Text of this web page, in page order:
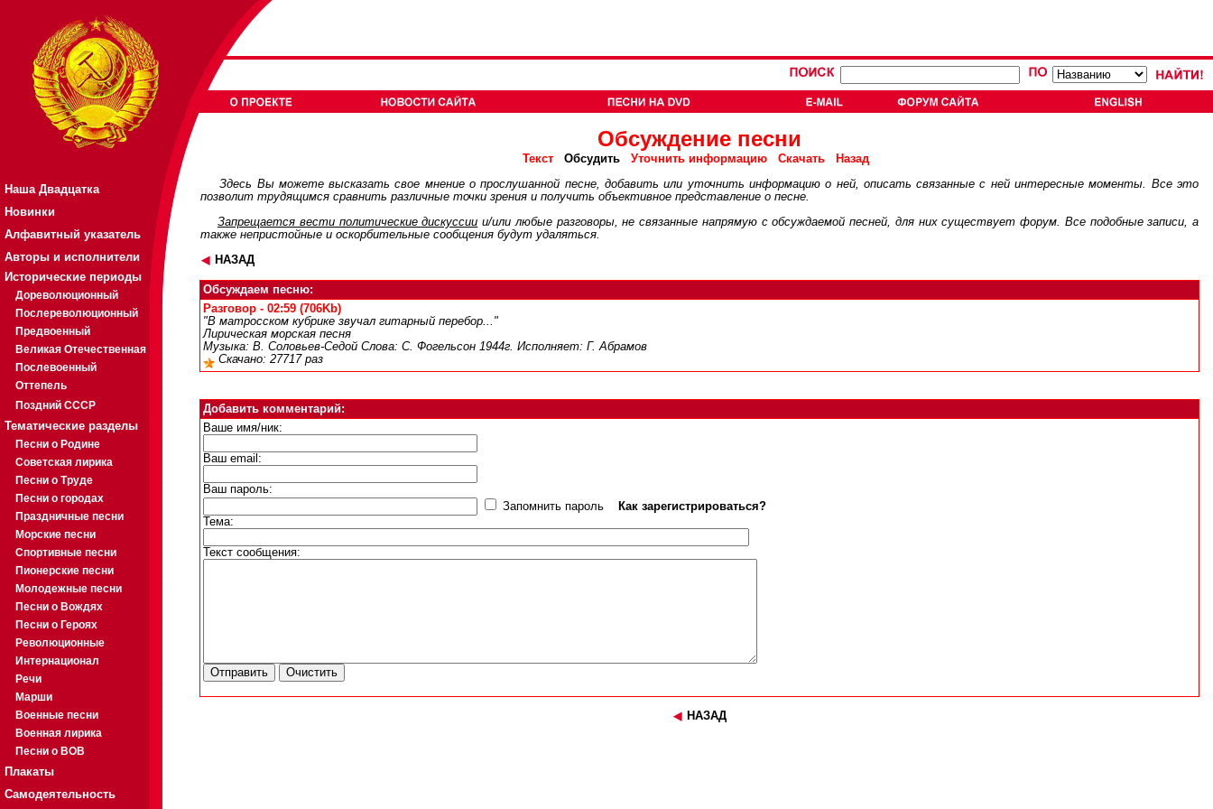
Наша Двадцатка
Новинки
Алфавитный указатель
Авторы и исполнители
Исторические периоды
Дореволюционный
Послереволюционный
Предвоенный
Великая Отечественная
Послевоенный
Оттепель
Поздний СССР
Тематические разделы
Песни о Родине
Советская лирика
Песни о Труде
Песни о городах
Праздничные песни
Морские песни
Спортивные песни
Пионерские песни
Молодежные песни
Песни о Вождях
Песни о Героях
Революционные
Интернационал
Речи
Марши
Военные песни
Военная лирика
Песни о ВОВ
Плакаты
Самодеятельность
Обсуждение песни
Текст Обсудить Уточнить информацию Скачать
Назад
Здесь Вы можете высказать свое мнение о прослушанной песне, добавить или уточнить информацию о ней, описать связанные с ней интересные моменты. Все это
позволит трудящимся сравнить различные точки зрения и получить объективное представление о песне.
Запрещается вести политические дискуcсии и/или любые разговоры, не связанные напрямую с обсуждаемой песней, для них существует форум. Все подобные записи, а
также непристойные и оскорбительные сообщения будут удаляться.
НАЗАД
Обсуждаем песню:
Разговор - 02:59 (706Kb)
"В матросском кубрике звучал гитарный перебор..."
Лирическая морская песня
Музыка: В. Соловьев-Седой Слова: С. Фогельсон 1944г. Исполняет: Г. Абрамов
Скачано: 27717 раз
Добавить комментарий:
Ваше имя/ник:
Ваш email:
Ваш пароль:
Запомнить пароль
Как зарегистрироваться?
Тема:
Текст сообщения:
НАЗАД